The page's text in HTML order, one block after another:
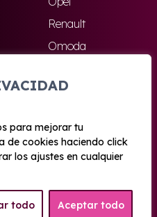
para mejorar tu
de cookies haciendo click
los ajustes en cualquier
todo Aceptar todo
Renault
Omoda
Todas las marcas
Renting